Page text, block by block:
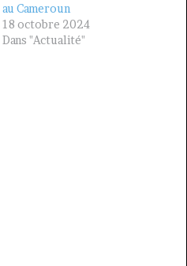
au Cameroun
18 octobre 2024
Dans "Actualité"